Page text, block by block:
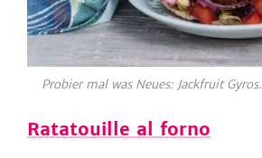
Probier mal was Neues: Jackfruit Gyros.
Ratatouille al forno